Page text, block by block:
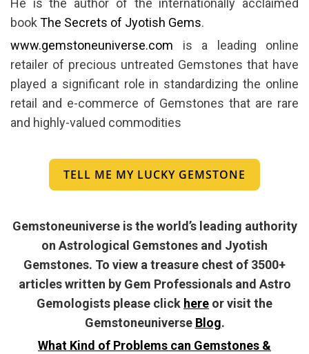
He is the author of the internationally acclaimed
bookThe Secrets of Jyotish Gems.
www.gemstoneuniverse.com is a leading online
retailer of precious untreated Gemstones that have
played a significant role in standardizing the online
retail and e-commerce of Gemstones that are rare
and highly-valued commodities
TELL ME MY LUCKY GEMSTONE
Gemstoneuniverse is the world’s leading authority
on Astrological Gemstones and Jyotish
Gemstones. To view a treasure chest of 3500+
articles written by Gem Professionals and Astro
Gemologists please click here or visit the
Gemstoneuniverse Blog.
What Kind of Problems can Gemstones &